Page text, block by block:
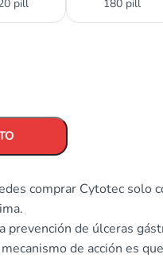
pill 180 pill
comprar Cytotec solo
prevención de úlceras
de acción es